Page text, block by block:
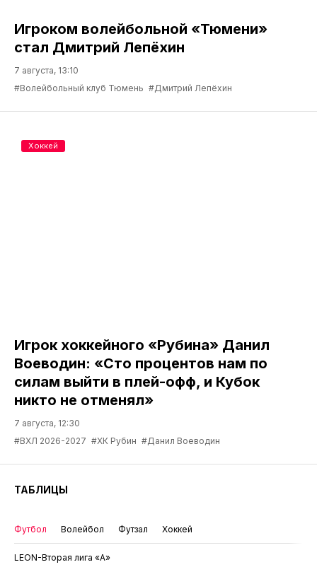
Игроком волейбольной «Тюмени»
стал Дмитрий Лепёхин
7 августа, 13:10
#Волейбольный клуб Тюмень #Дмитрий Лепёхин
Игрок хоккейного «Рубина» Данил
Воеводин: «Сто процентов нам по
силам выйти в плей-офф, и Кубок
никто не отменял»
7 августа, 12:30
#ВХЛ 2026-2027 #ХК Рубин #Данил Воеводин
Хоккей
ТАБЛИЦЫ
Футбол Волейбол Футзал Хоккей
LEON-Вторая лига «А»